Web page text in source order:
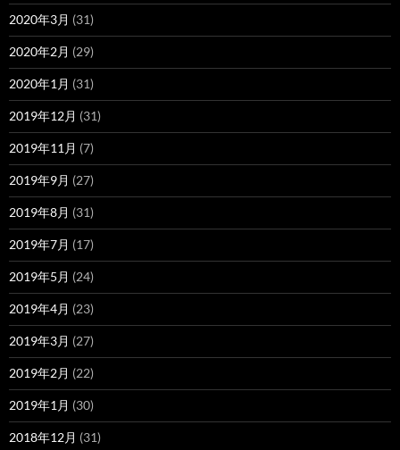
2020年3月 (31)
2020年2月 (29)
2020年1月 (31)
2019年12月 (31)
2019年11月 (7)
2019年9月 (27)
2019年8月 (31)
2019年7月 (17)
2019年5月 (24)
2019年4月 (23)
2019年3月 (27)
2019年2月 (22)
2019年1月 (30)
2018年12月 (31)